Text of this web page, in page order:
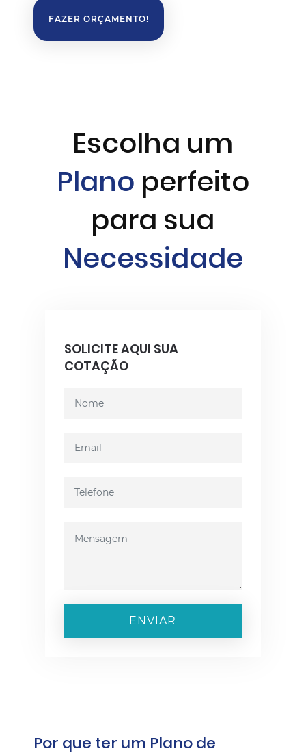
FAZER ORÇAMENTO!
Escolha um
Plano perfeito
para sua
Necessidade
SOLICITE AQUI SUA
COTAÇÃO
ENVIAR
Por que ter um Plano de